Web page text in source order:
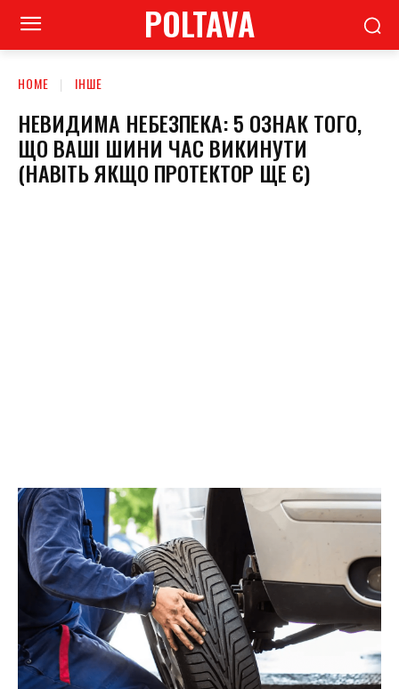
POLTAVA
HOME ІНШЕ
НЕВИДИМА НЕБЕЗПЕКА: 5 ОЗНАК ТОГО,
ЩО ВАШІ ШИНИ ЧАС ВИКИНУТИ
(НАВІТЬ ЯКЩО ПРОТЕКТОР ЩЕ Є)